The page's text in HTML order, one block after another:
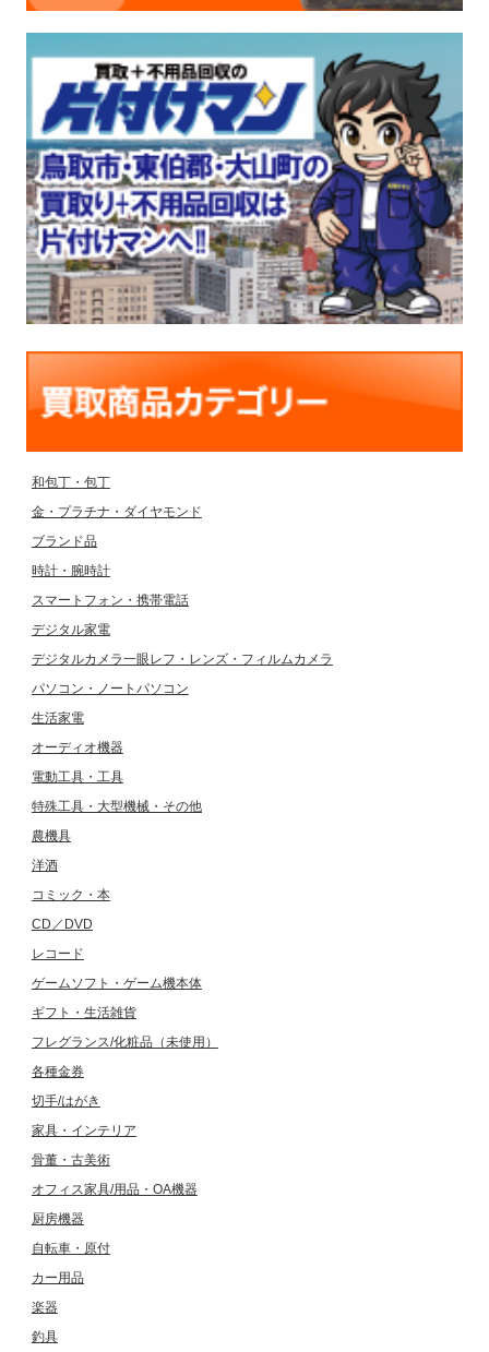
和包丁・包丁
金・プラチナ・ダイヤモンド
ブランド品
時計・腕時計
スマートフォン・携帯電話
デジタル家電
デジタルカメラ一眼レフ・レンズ・フィルムカメラ
パソコン・ノートパソコン
生活家電
オーディオ機器
電動工具・工具
特殊工具・大型機械・その他
農機具
洋酒
コミック・本
CD／DVD
レコード
ゲームソフト・ゲーム機本体
ギフト・生活雑貨
フレグランス/化粧品（未使用）
各種金券
切手/はがき
家具・インテリア
骨董・古美術
オフィス家具/用品・OA機器
厨房機器
自転車・原付
カー用品
楽器
釣具